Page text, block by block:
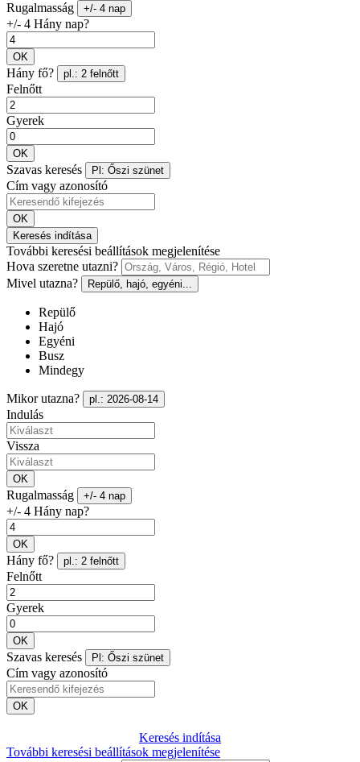
Rugalmasság +/- 4 nap
+/- 4 Hány nap?
OK
Hány fő? pl.: 2 felnőtt
Felnőtt
Gyerek
OK
Szavas keresés Pl: Őszi szünet
Cím vagy azonosító
OK
Keresés indítása
További keresési beállítások megjelenítése
Hova szeretne utazni?
Mivel utazna?
Repülő, hajó, egyéni...
Repülő
Hajó
Egyéni
Busz
Mindegy
Mikor utazna? pl.: 2026-08-14
Indulás
Vissza
OK
Rugalmasság +/- 4 nap
+/- 4 Hány nap?
OK
Hány fő? pl.: 2 felnőtt
Felnőtt
Gyerek
OK
Szavas keresés Pl: Őszi szünet
Cím vagy azonosító
OK
Keresés indítása
További keresési beállítások megjelenítése